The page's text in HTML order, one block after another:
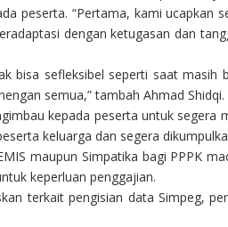
peserta. “Pertama, kami
dengan ketugasan dan
bisa sefleksibel seperti saat
semua,” tambah Ahmad Shidqi.
kepada peserta untuk
keluarga dan segera
maupun Simpatika bagi PPPK
keperluan penggajian.
terkait pengisian data Simpeg,